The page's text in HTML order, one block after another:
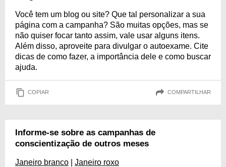
Você tem um blog ou site? Que tal personalizar a sua
página com a campanha? São muitas opções, mas se
não quiser focar tanto assim, vale usar alguns itens.
Além disso, aproveite para divulgar o autoexame. Cite
dicas de como fazer, a importância dele e como buscar
ajuda.
COPIAR COMPARTILHAR
Informe-se sobre as campanhas de
conscientização de outros meses
Janeiro branco Janeiro roxo